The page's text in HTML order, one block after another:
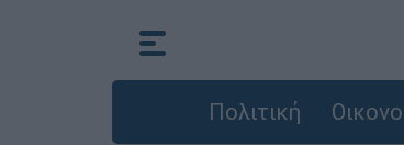
Πολιτική